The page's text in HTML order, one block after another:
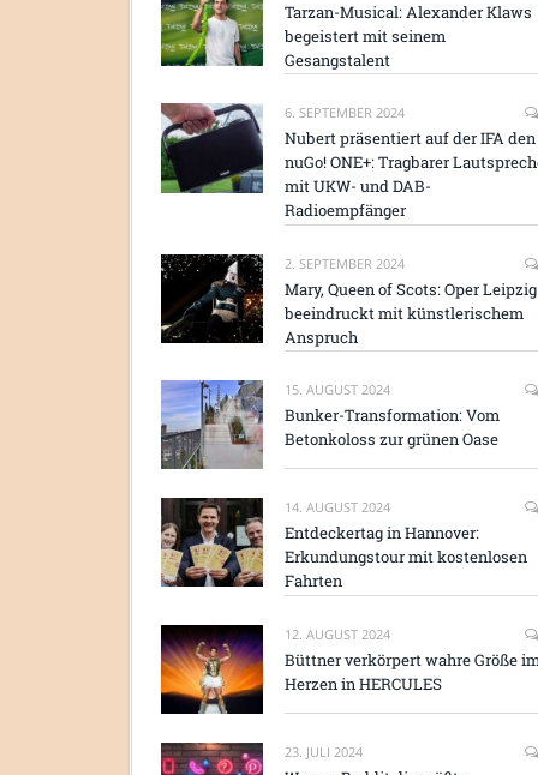
Tarzan-Musical: Alexander Klaws
begeistert mit seinem
Gesangstalent
6. SEPTEMBER 2024
Nubert präsentiert auf der IFA den
nuGo! ONE+: Tragbarer
mit UKW- und DAB-
Radioempfänger
2. SEPTEMBER 2024
Mary, Queen of Scots: Oper Leipzig
beeindruckt mit künstlerischem
Anspruch
15. AUGUST 2024
Bunker-Transformation: Vom
Betonkoloss zur grünen Oase
14. AUGUST 2024
Entdeckertag in Hannover:
Erkundungstour mit kostenlosen
Fahrten
12. AUGUST 2024
Büttner verkörpert wahre Größe im
Herzen in HERCULES
23. JULI 2024